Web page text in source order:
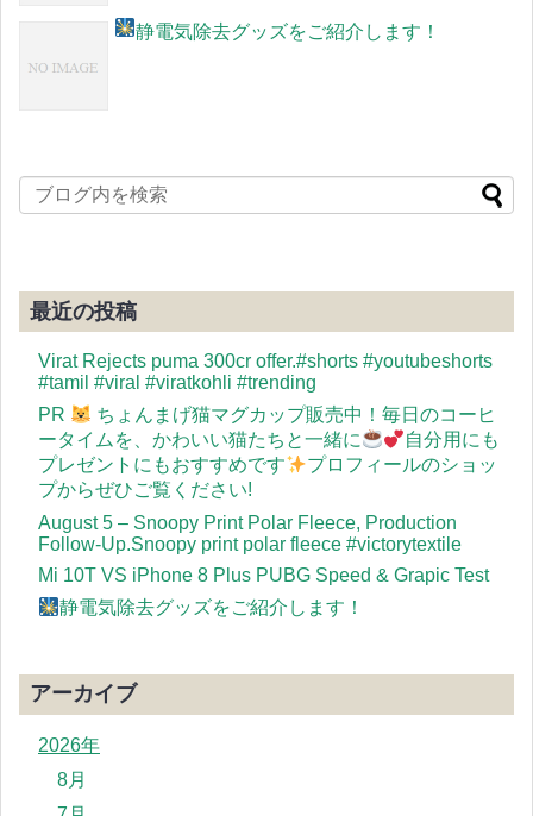
静電気除去グッズをご紹介します！
最近の投稿
Virat Rejects puma 300cr offer.#shorts #youtubeshorts
#tamil #viral #viratkohli #trending
PR
ちょんまげ猫マグカップ販売中！毎日のコーヒ
ータイムを、かわいい猫たちと一緒に
自分用にも
プレゼントにもおすすめです
プロフィールのショッ
プからぜひご覧ください!
August 5 – Snoopy Print Polar Fleece, Production
Follow-Up.Snoopy print polar fleece #victorytextile
Mi 10T VS iPhone 8 Plus PUBG Speed & Grapic Test
静電気除去グッズをご紹介します！
アーカイブ
2026年
8月